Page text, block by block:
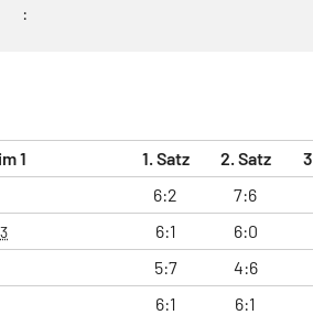
:
1 1. Satz 2. Satz
6:2 7:6
6:1 6:0
5:7 4:6
6:1 6:1